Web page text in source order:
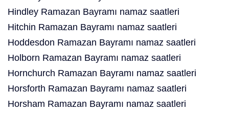
Hindley Ramazan Bayramı namaz saatleri
Hitchin Ramazan Bayramı namaz saatleri
Hoddesdon Ramazan Bayramı namaz saatleri
Holborn Ramazan Bayramı namaz saatleri
Hornchurch Ramazan Bayramı namaz saatleri
Horsforth Ramazan Bayramı namaz saatleri
Horsham Ramazan Bayramı namaz saatleri